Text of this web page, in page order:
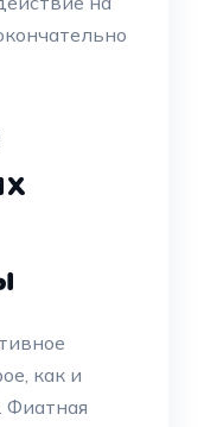
как и
Фиатная